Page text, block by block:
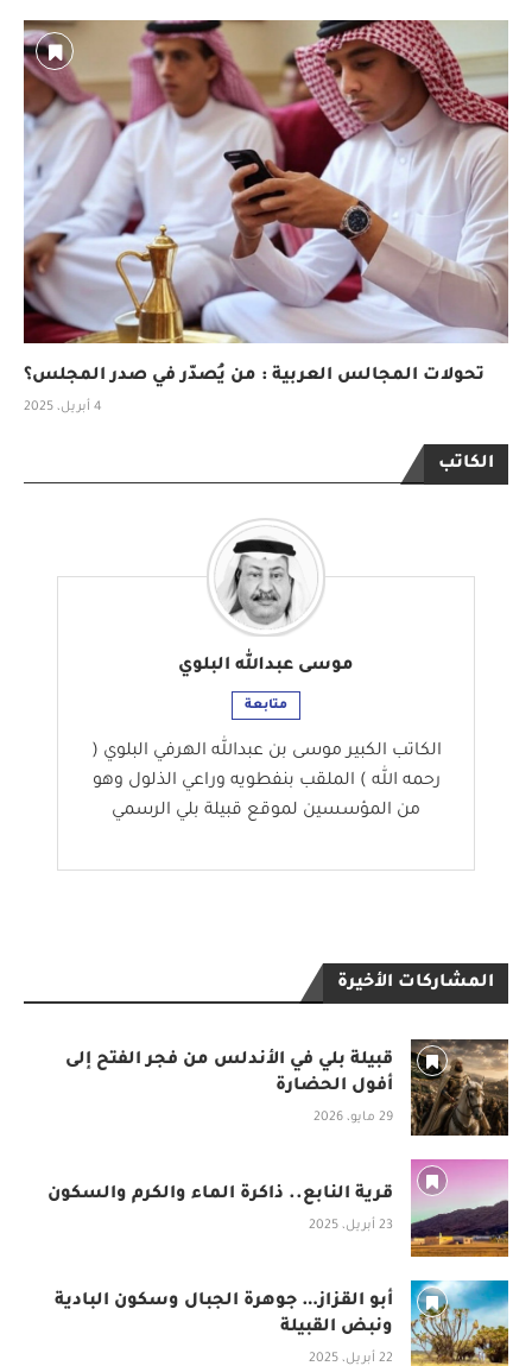
تحولات المجالس العربية : من يُصدّر في صدر المجلس؟
4 أبريل، 2025
الكاتب
موسى عبدالله البلوي
متابعة
الكاتب الكبير موسى بن عبدالله الهرفي البلوي (
رحمه الله ) الملقب بنفطويه وراعي الذلول وهو
من المؤسسين لموقع قبيلة بلي الرسمي
المشاركات الأخيرة
قبيلة بلي في الأندلس من فجر الفتح إلى
أفول الحضارة
29 مايو، 2026
قرية النابع.. ذاكرة الماء والكرم والسكون
23 أبريل، 2025
أبو القزاز… جوهرة الجبال وسكون البادية
ونبض القبيلة
22 أبريل، 2025